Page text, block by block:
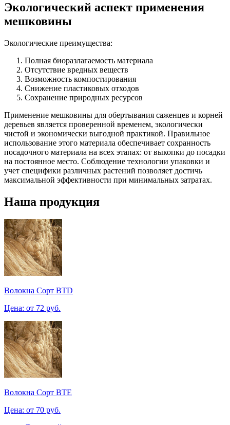
Экологический аспект применения
мешковины
Экологические преимущества:
Полная биоразлагаемость материала
Отсутствие вредных веществ
Возможность компостирования
Снижение пластиковых отходов
Сохранение природных ресурсов
Применение мешковины для обертывания саженцев и корней
деревьев является проверенной временем, экологически
чистой и экономически выгодной практикой. Правильное
использование этого материала обеспечивает сохранность
посадочного материала на всех этапах: от выкопки до посадки
на постоянное место. Соблюдение технологии упаковки и
учет специфики различных растений позволяет достичь
максимальной эффективности при минимальных затратах.
Наша продукция
Волокна Сорт BTD
Цена: от 72 руб.
Волокна Сорт BTE
Цена: от 70 руб.